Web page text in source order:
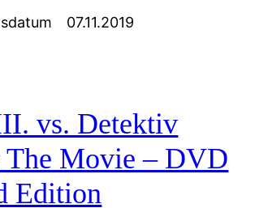
07.11.2019
vs. Detektiv
The Movie – DVD
Edition